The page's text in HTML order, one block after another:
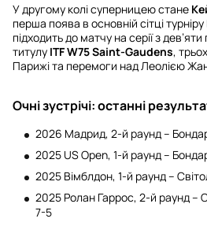
У другому колі суперницею стане
перша поява в основній сітці
підходить до матчу на серії з
титулу ITF W75 Saint-Gaudens,
Парижі та перемоги над Леолією
Очні зустрічі: останні
2026 Мадрид, 2-й раунд –
2025 US Open, 1-й раунд –
2025 Вімблдон, 1-й раунд –
2025 Ролан Гаррос, 2-й раунд –
7-5